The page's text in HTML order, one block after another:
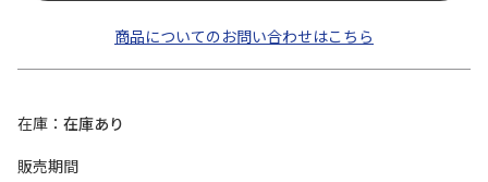
商品についてのお問い合わせはこちら
在庫
在庫あり
販売期間